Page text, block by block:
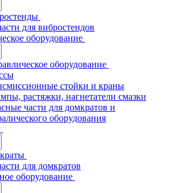
для вибростендов
оборудование
оборудование
стойки и краны
растяжки, нагнетатели смазки
части для домкратов и
оборудования
для домкратов
оборудование